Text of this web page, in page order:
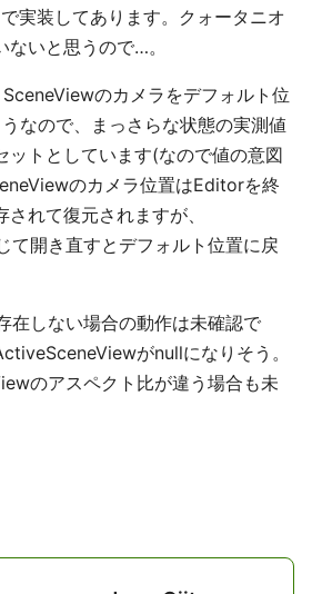
実装してあります。クォータニオ
ないと思うので…。
のカメラをデフォルト位
なので、まっさらな状態の実測値
ットとしています(なので値の意図
のカメラ位置はEditorを終
れて復元されますが、
て開き直すとデフォルト位置に戻
在しない場合の動作は未確認で
がnullになりそう。
のアスペクト比が違う場合も未